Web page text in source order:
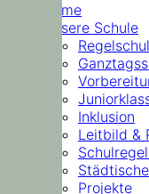
Home
Unsere Schule
Inklusion
Leitbild &
Projekte